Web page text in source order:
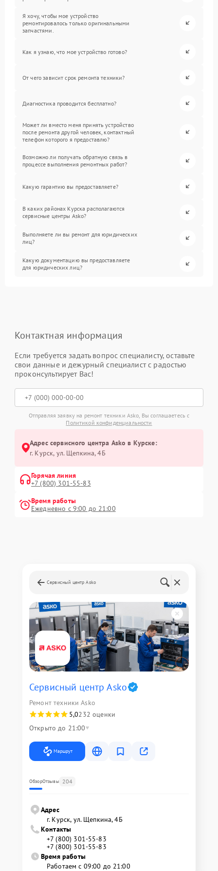
Я хочу, чтобы мое устройство
ремонтировалось только оригинальными
запчастями.
Как я узнаю, что мое устройство готово?
От чего зависит срок ремонта техники?
Диагностика проводится бесплатно?
Может ли вместо меня принять устройство
после ремонта другой человек, контактный
телефон которого я предоставлю?
Возможно ли получать обратную связь в
процессе выполнения ремонтных работ?
Какую гарантию вы предоставляете?
В каких районах Курска располагаются
сервисные центры Asko?
Выполняете ли вы ремонт для юридических
лиц?
Какую документацию вы предоставляете
для юридических лиц?
Контактная информация
Если требуется задать вопрос специалисту, оставьте
свои данные и дежурный специалист с радостью
проконсультирует Вас!
Отправляя заявку на ремонт техники Asko, Вы соглашаетесь с
Политикой конфиденциальности
Адрес сервисного центра Asko в Курске:
г. Курск, ул. Щепкина, 4Б
Горячая линия
+7 (800) 301-55-83
Время работы
Ежедневно с 9:00 до 21:00
Сервисный центр Asko
Сервисный центр Asko
Ремонт техники Asko
5,0232 оценки
Открыто до 21:00
Маршрут
ОбзорОтзывы 204
Адрес
г. Курск, ул. Щепкина, 4Б
Контакты
+7 (800) 301-55-83
+7 (800) 301-55-83
Время работы
Работаем с 09:00 до 21:00